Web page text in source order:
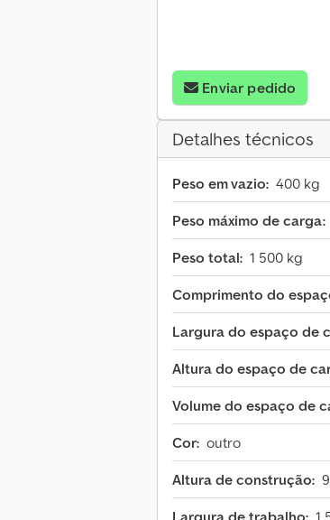
Enviar pedido
Detalhes técnicos
Peso em vazio: 400 kg
Peso máximo de carga:
Peso total: 1 500 kg
Comprimento do
Largura do espaço de
Altura do espaço de
Volume do espaço de
Cor: outro
Altura de construção: